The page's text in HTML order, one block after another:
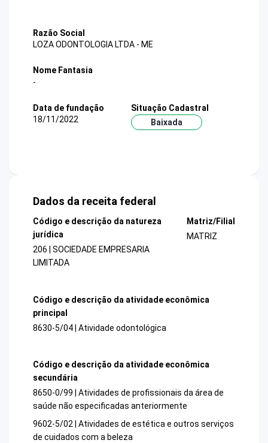
Razão Social
LOZA ODONTOLOGIA LTDA - ME
Nome Fantasia
-
Data de fundação
18/11/2022
Situação Cadastral
Baixada
Dados da receita federal
Código e descrição da natureza
jurídica
206 | SOCIEDADE EMPRESARIA
LIMITADA
Matriz/Filial
MATRIZ
Código e descrição da atividade econômica
principal
8630-5/04 | Atividade odontológica
Código e descrição da atividade econômica
secundária
8650-0/99 | Atividades de profissionais da área de
saúde não especificadas anteriormente
9602-5/02 | Atividades de estética e outros serviços
de cuidados com a beleza